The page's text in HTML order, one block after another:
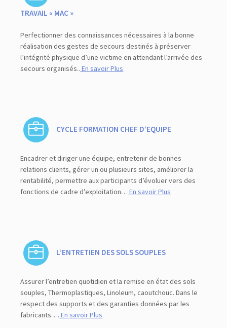
TRAVAIL « MAC »
Perfectionner des connaissances nécessaires à la bonne
réalisation des gestes de secours destinés à préserver
l’intégrité physique d’une victime en attendant l’arrivée des
secours organisés.. En savoir Plus
CYCLE FORMATION CHEF D’EQUIPE
Encadrer et diriger une équipe, entretenir de bonnes
relations clients, gérer un ou plusieurs sites, améliorer la
rentabilité, permettre aux participants d’évoluer vers des
fonctions de cadre d’exploitation… En savoir Plus
L’ENTRETIEN DES SOLS SOUPLES
Assurer l’entretien quotidien et la remise en état des sols
souples, Thermoplastiques, Linoleum, caoutchouc. Dans le
respect des supports et des garanties données par les
fabricants…. En savoir Plus